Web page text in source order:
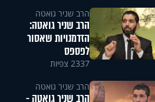
הרב שניר גואטה
הרב שניר גואטה:
הזדמנויות שאסור
לפספס
2337 צפיות
הרב שניר גואטה
הרב שניר גואטה -